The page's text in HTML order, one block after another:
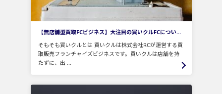
【無店舗型買取FCビジネス】大注目の買いクルFCについて徹底分析！
そもそも買いクルとは 買いクルは株式会社RCが運営する買
取販売フランチャイズビジネスです。買いクルは店舗を持
たずに、出 ...